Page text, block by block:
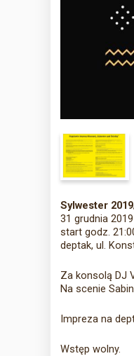
Sylwester
31 grudnia 2019
start godz.
deptak, ul.
Za konsolą DJ
Na scenie
Impreza na
Wstęp wolny.